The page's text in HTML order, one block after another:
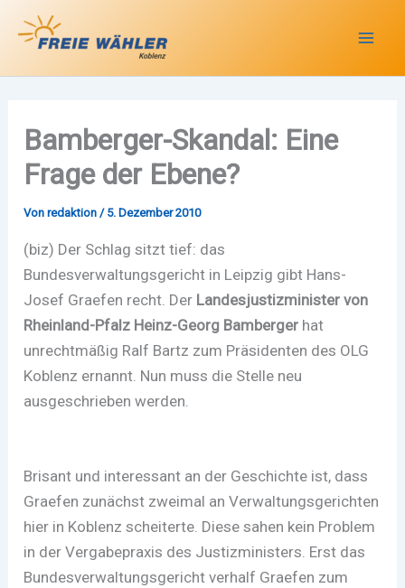
Inhalt
Bamberger-Skandal: Eine
Frage der Ebene?
Vonredaktion/ 5. Dezember 2010
(biz) Der Schlag sitzt tief: das
Bundesverwaltungsgericht in Leipzig gibt Hans-
Josef Graefen recht. Der Landesjustizminister von
Rheinland-Pfalz Heinz-Georg Bamberger hat
unrechtmäßig Ralf Bartz zum Präsidenten des OLG
Koblenz ernannt. Nun muss die Stelle neu
ausgeschrieben werden.
Brisant und interessant an der Geschichte ist, dass
Graefen zunächst zweimal an Verwaltungsgerichten
hier in Koblenz scheiterte. Diese sahen kein Problem
in der Vergabepraxis des Justizministers. Erst das
Bundesverwaltungsgericht verhalf Graefen zum